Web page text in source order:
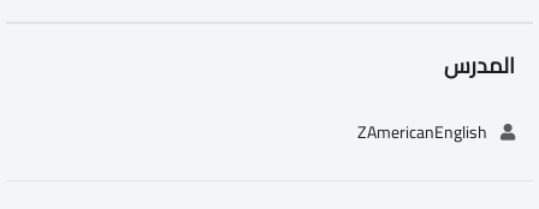
المدرس